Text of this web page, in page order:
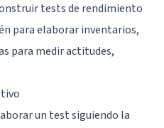
tests de rendimiento
para elaborar inventarios,
para medir actitudes,
un test siguiendo la